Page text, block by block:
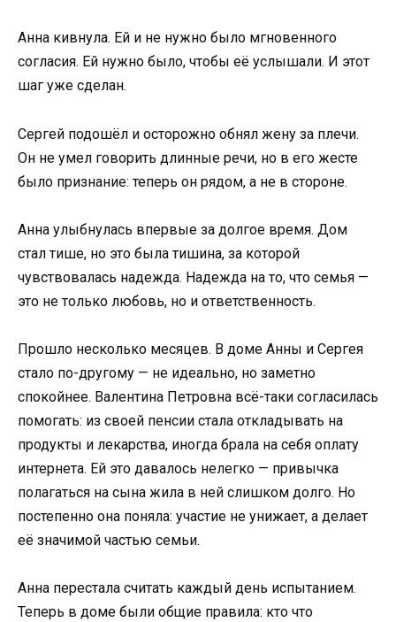
Анна кивнула. Ей и не нужно было мгновенного
согласия. Ей нужно было, чтобы её услышали. И этот
шаг уже сделан.
Сергей подошёл и осторожно обнял жену за плечи.
Он не умел говорить длинные речи, но в его жесте
было признание: теперь он рядом, а не в стороне.
Анна улыбнулась впервые за долгое время. Дом
стал тише, но это была тишина, за которой
чувствовалась надежда. Надежда на то, что семья —
это не только любовь, но и ответственность.
Прошло несколько месяцев. В доме Анны и Сергея
стало по-другому — не идеально, но заметно
спокойнее. Валентина Петровна всё-таки согласилась
помогать: из своей пенсии стала откладывать на
продукты и лекарства, иногда брала на себя оплату
интернета. Ей это давалось нелегко — привычка
полагаться на сына жила в ней слишком долго. Но
постепенно она поняла: участие не унижает, а делает
её значимой частью семьи.
Анна перестала считать каждый день испытанием.
Теперь в доме были общие правила: кто что